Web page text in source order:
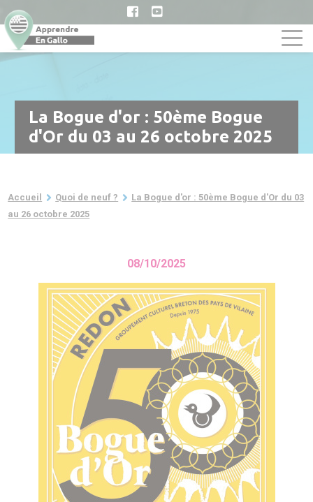
Aller
au
contenu
principal
La Bogue d'or : 50ème Bogue
d'Or du 03 au 26 octobre 2025
Fil
d'Ariane
Accueil Quoi de neuf ?
La Bogue d'or : 50ème Bogue d'Or du 03
au 26 octobre 2025
08/10/2025